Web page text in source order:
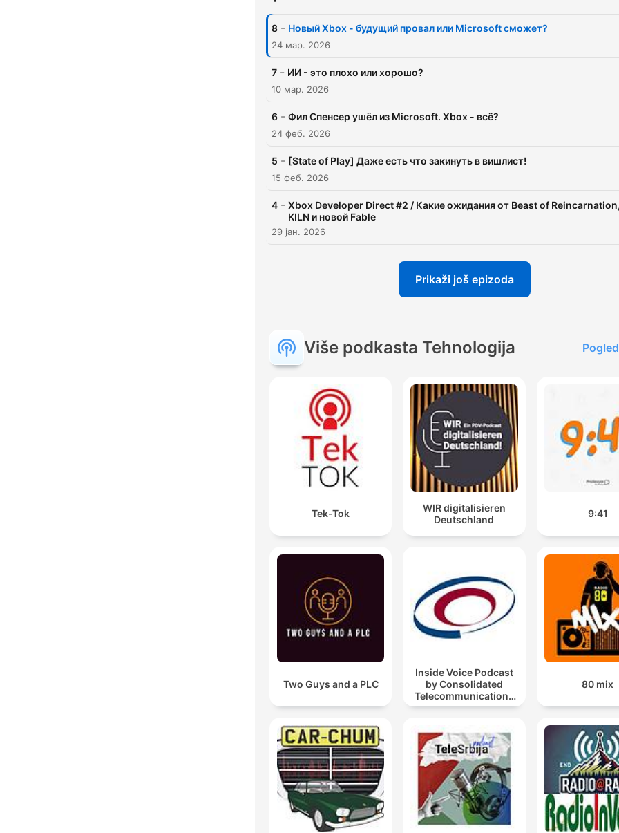
8 - Новый Xbox - будущий провал или Microsoft сможет?
24 мар. 2026
7 - ИИ - это плохо или хорошо?
10 мар. 2026
6 - Фил Спенсер ушёл из Microsoft. Xbox - всё?
24 феб. 2026
5 - [State of Play] Даже есть что закинуть в вишлист!
15 феб. 2026
4 - Xbox Developer Direct #2 / Какие ожидания от Beast of
KILN и новой Fable
29 јан. 2026
Prikaži još epizoda
Više podkasta Tehnologija
Tek-Tok
WIR digitalisieren
Deutschland
9:41
Two Guys and a PLC
Inside Voice Podcast
by Consolidated
Telecommunications
Company
80 mix